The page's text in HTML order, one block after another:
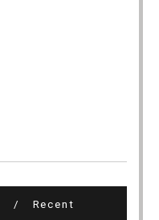
Recent